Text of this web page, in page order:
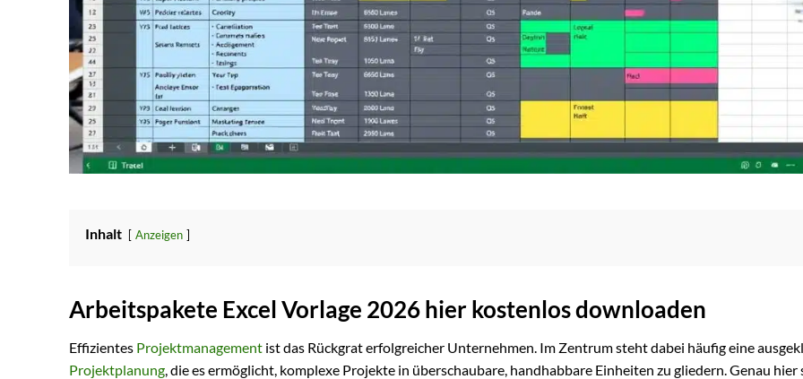
Inhalt Anzeigen
Arbeitspakete Excel Vorlage 2026 hier kostenlos downloaden
Effizientes Projektmanagement ist das Rückgrat erfolgreicher Unternehmen. Im Zentrum steht dabei häufig eine
Projektplanung , die es ermöglicht, komplexe Projekte in überschaubare, handhabbare Einheiten zu gliedern. Genau hier